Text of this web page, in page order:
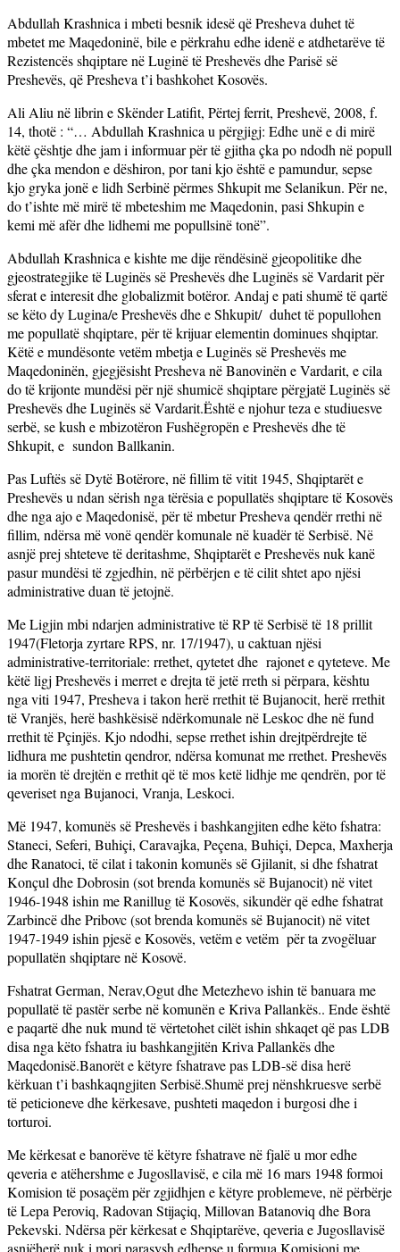
Abdullah Krashnica i mbeti besnik idesë që Presheva duhet të
mbetet me Maqedoninë, bile e përkrahu edhe idenë e atdhetarëve të
Rezistencës shqiptare në Luginë të Preshevës dhe Parisë së
Preshevës, që Presheva t’i bashkohet Kosovës.
Ali Aliu në librin e Skënder Latifit, Përtej ferrit, Preshevë, 2008, f.
14, thotë : “… Abdullah Krashnica u përgjigj: Edhe unë e di mirë
këtë çështje dhe jam i informuar për të gjitha çka po ndodh në popull
dhe çka mendon e dëshiron, por tani kjo është e pamundur, sepse
kjo gryka jonë e lidh Serbinë përmes Shkupit me Selanikun. Për ne,
do t’ishte më mirë të mbeteshim me Maqedonin, pasi Shkupin e
kemi më afër dhe lidhemi me popullsinë tonë”.
Abdullah Krashnica e kishte me dije rëndësinë gjeopolitike dhe
gjeostrategjike të Luginës së Preshevës dhe Luginës së Vardarit për
sferat e interesit dhe globalizmit botëror. Andaj e pati shumë të qartë
se këto dy Lugina/e Preshevës dhe e Shkupit/ duhet të popullohen
me popullatë shqiptare, për të krijuar elementin dominues shqiptar.
Këtë e mundësonte vetëm mbetja e Luginës së Preshevës me
Maqedoninën, gjegjësisht Presheva në Banovinën e Vardarit, e cila
do të krijonte mundësi për një shumicë shqiptare përgjatë Luginës së
Preshevës dhe Luginës së Vardarit.Është e njohur teza e studiuesve
serbë, se kush e mbizotëron Fushëgropën e Preshevës dhe të
Shkupit, e sundon Ballkanin.
Pas Luftës së Dytë Botërore, në fillim të vitit 1945, Shqiptarët e
Preshevës u ndan sërish nga tërësia e popullatës shqiptare të Kosovës
dhe nga ajo e Maqedonisë, për të mbetur Presheva qendër rrethi në
fillim, ndërsa më vonë qendër komunale në kuadër të Serbisë. Në
asnjë prej shteteve të deritashme, Shqiptarët e Preshevës nuk kanë
pasur mundësi të zgjedhin, në përbërjen e të cilit shtet apo njësi
administrative duan të jetojnë.
Me Ligjin mbi ndarjen administrative të RP të Serbisë të 18 prillit
1947(Fletorja zyrtare RPS, nr. 17/1947), u caktuan njësi
administrative-territoriale: rrethet, qytetet dhe rajonet e qyteteve. Me
këtë ligj Preshevës i merret e drejta të jetë rreth si përpara, kështu
nga viti 1947, Presheva i takon herë rrethit të Bujanocit, herë rrethit
të Vranjës, herë bashkësisë ndërkomunale në Leskoc dhe në fund
rrethit të Pçinjës. Kjo ndodhi, sepse rrethet ishin drejtpërdrejte të
lidhura me pushtetin qendror, ndërsa komunat me rrethet. Preshevës
ia morën të drejtën e rrethit që të mos ketë lidhje me qendrën, por të
qeveriset nga Bujanoci, Vranja, Leskoci.
Më 1947, komunës së Preshevës i bashkangjiten edhe këto fshatra:
Staneci, Seferi, Buhiçi, Caravajka, Peçena, Buhiçi, Depca, Maxherja
dhe Ranatoci, të cilat i takonin komunës së Gjilanit, si dhe fshatrat
Konçul dhe Dobrosin (sot brenda komunës së Bujanocit) në vitet
1946-1948 ishin me Ranillug të Kosovës, sikundër që edhe fshatrat
Zarbincë dhe Pribovc (sot brenda komunës së Bujanocit) në vitet
1947-1949 ishin pjesë e Kosovës, vetëm e vetëm për ta zvogëluar
popullatën shqiptare në Kosovë.
Fshatrat German, Nerav,Ogut dhe Metezhevo ishin të banuara me
popullatë të pastër serbe në komunën e Kriva Pallankës.. Ende është
e paqartë dhe nuk mund të vërtetohet cilët ishin shkaqet që pas LDB
disa nga këto fshatra iu bashkangjitën Kriva Pallankës dhe
Maqedonisë.Banorët e këtyre fshatrave pas LDB-së disa herë
kërkuan t’i bashkaqngjiten Serbisë.Shumë prej nënshkruesve serbë
të peticioneve dhe kërkesave, pushteti maqedon i burgosi dhe i
torturoi.
Me kërkesat e banorëve të këtyre fshatrave në fjalë u mor edhe
qeveria e atëhershme e Jugosllavisë, e cila më 16 mars 1948 formoi
Komision të posaçëm për zgjidhjen e këtyre problemeve, në përbërje
të Lepa Peroviq, Radovan Stijaçiq, Millovan Batanoviq dhe Bora
Pekevski. Ndërsa për kërkesat e Shqiptarëve, qeveria e Jugosllavisë
asnjëherë nuk i mori parasysh edhepse u formua Komisioni me